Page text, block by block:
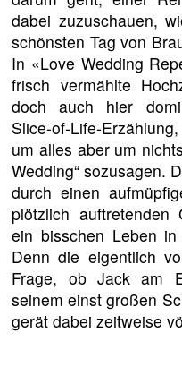
dabei zuzuschauen,
schönsten Tag von
In «Love Wedding
frisch vermählte
doch auch hier
Slice-of-Life-
um alles aber um
Wedding“ sozusagen.
durch einen
plötzlich auftretenden
ein bisschen Leben
Denn die eigentlich
Frage, ob Jack am
seinem einst großen
gerät dabei zeitweise